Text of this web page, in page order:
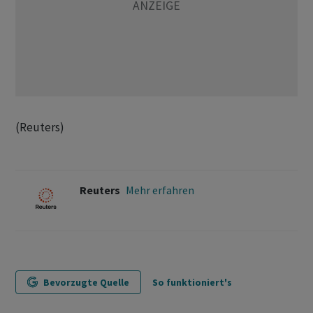
(Reuters)
Reuters Mehr erfahren
Bevorzugte Quelle So funktioniert's